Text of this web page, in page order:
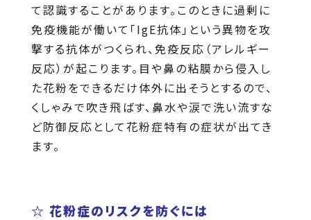
て認識することがあります。このときに過剰に
免疫機能が働いて「IgE抗体」という異物を攻
撃する抗体がつくられ、免疫反応（アレルギー
反応）が起こります。目や鼻の粘膜から侵入し
た花粉をできるだけ体外に出そうとするので、
くしゃみで吹き飛ばす、鼻水や涙で洗い流すな
ど防御反応として花粉症特有の症状が出てき
ます。
☆ 花粉症のリスクを防ぐには